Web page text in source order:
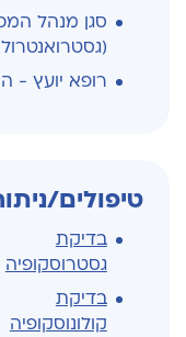
סגן מנהל
רופא יועץ -
טיפולים/
בדיקת
גסטרוסקופיה
בדיקת
קולונוסקופיה